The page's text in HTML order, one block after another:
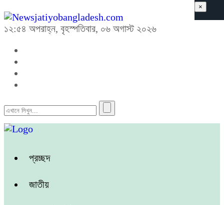
১২:৫৪ অপরাহ্ন, বৃহস্পতিবার, ০৬ অগাস্ট ২০২৬
প্রচ্ছদ
জাতীয়
×